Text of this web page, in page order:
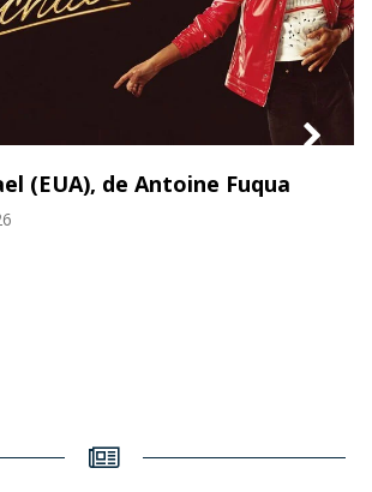
(EUA), de Antoine Fuqua